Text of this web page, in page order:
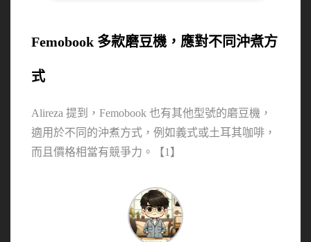
Femobook 多款磨豆機，應對不同沖煮方
式
Alireza 提到，Femobook 也有其他型號的磨豆機，
適用於不同的沖煮方式，例如義式或土耳其咖啡，
而且價格相當有競爭力。【1】